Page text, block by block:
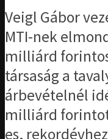
Veigl Gábor
MTI-nek
milliárd
társaság a
árbevételnél
milliárd
es,